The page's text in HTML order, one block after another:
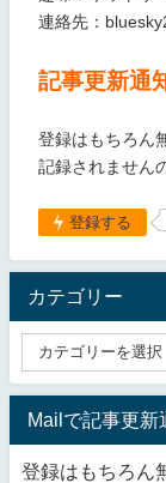
連絡先：
記事更新通
登録はもちろん
記録されません
登録する
カテゴリー
Mailで記事更新
登録はもちろん